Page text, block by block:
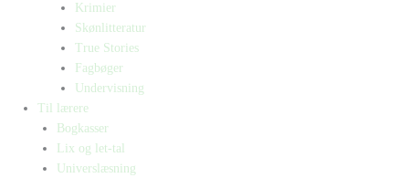
Krimier
Skønlitteratur
True Stories
Fagbøger
Undervisning
Til lærere
Bogkasser
Lix og let-tal
Universlæsning